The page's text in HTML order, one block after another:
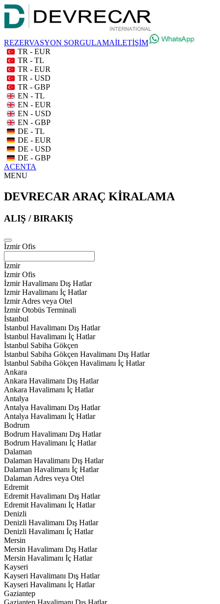
REZERVASYON SORGULAMAİLETİŞİM
TR - EUR
TR - TL
TR - EUR
TR - USD
TR - GBP
EN - TL
EN - EUR
EN - USD
EN - GBP
DE - TL
DE - EUR
DE - USD
DE - GBP
ACENTA
MENU
DEVRECAR ARAÇ KİRALAMA
ALIŞ / BIRAKIŞ
İzmir Ofis
İzmir
İzmir Ofis
İzmir Havalimanı Dış Hatlar
İzmir Havalimanı İç Hatlar
İzmir Adres veya Otel
İzmir Otobüs Terminali
İstanbul
İstanbul Havalimanı Dış Hatlar
İstanbul Havalimanı İç Hatlar
İstanbul Sabiha Gökçen
İstanbul Sabiha Gökçen Havalimanı Dış Hatlar
İstanbul Sabiha Gökçen Havalimanı İç Hatlar
Ankara
Ankara Havalimanı Dış Hatlar
Ankara Havalimanı İç Hatlar
Antalya
Antalya Havalimanı Dış Hatlar
Antalya Havalimanı İç Hatlar
Bodrum
Bodrum Havalimanı Dış Hatlar
Bodrum Havalimanı İç Hatlar
Dalaman
Dalaman Havalimanı Dış Hatlar
Dalaman Havalimanı İç Hatlar
Dalaman Adres veya Otel
Edremit
Edremit Havalimanı Dış Hatlar
Edremit Havalimanı İç Hatlar
Denizli
Denizli Havalimanı Dış Hatlar
Denizli Havalimanı İç Hatlar
Mersin
Mersin Havalimanı Dış Hatlar
Mersin Havalimanı İç Hatlar
Kayseri
Kayseri Havalimanı Dış Hatlar
Kayseri Havalimanı İç Hatlar
Gaziantep
Gaziantep Havalimanı Dış Hatlar